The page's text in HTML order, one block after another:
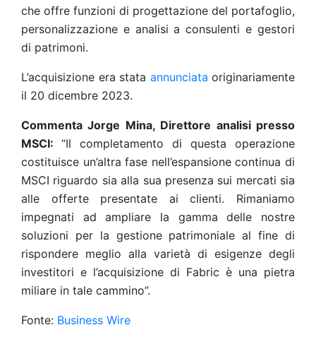
che offre funzioni di progettazione del portafoglio,
personalizzazione e analisi a consulenti e gestori
di patrimoni.
L’acquisizione era stata annunciata originariamente
il 20 dicembre 2023.
Commenta Jorge Mina, Direttore analisi presso
MSCI: “Il completamento di questa operazione
costituisce un’altra fase nell’espansione continua di
MSCI riguardo sia alla sua presenza sui mercati sia
alle offerte presentate ai clienti. Rimaniamo
impegnati ad ampliare la gamma delle nostre
soluzioni per la gestione patrimoniale al fine di
rispondere meglio alla varietà di esigenze degli
investitori e l’acquisizione di Fabric è una pietra
miliare in tale cammino”.
Fonte: Business Wire